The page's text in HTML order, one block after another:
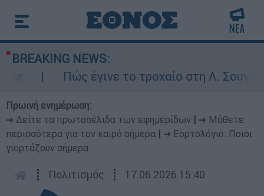
BREAKING NEWS:
Πώς έγινε το τροχαίο στη Λ.
Πρωινή ενημέρωση:
➔ Δείτε τα πρωτοσέλιδα των εφημερίδων
➔ Μάθετε
περισσότερα για τον καιρό σήμερα
➔ Εορτολόγιο: Ποιοι
γιορτάζουν σήμερα
┋ Πολιτισμός ┋ 17.06.2026 15:40